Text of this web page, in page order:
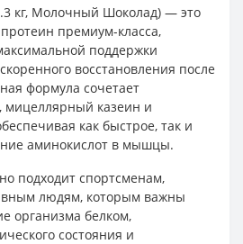
кг, Молочный Шоколад) — это
премиум-класса,
поддержки
восстановления после
формула сочетает
мицеллярный казеин и
как быстрое, так и
аминокислот в мышцы.
подходит спортсменам,
людям, которым важны
организма белком,
состояния и